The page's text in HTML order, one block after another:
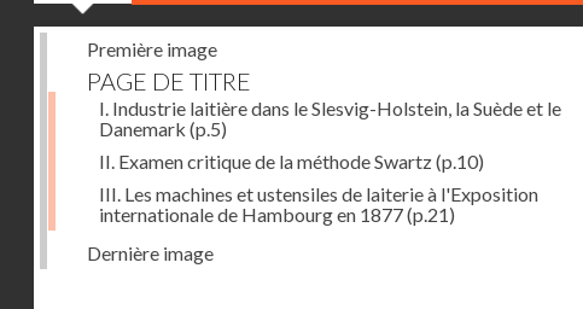
Première image
PAGE DE TITRE
I. Industrie laitière dans le Slesvig-Holstein, la Suède et le
Danemark (p.5)
II. Examen critique de la méthode Swartz(p.10)
III. Les machines et ustensiles de laiterie à l'Exposition
internationale de Hambourg en 1877(p.21)
Dernière image